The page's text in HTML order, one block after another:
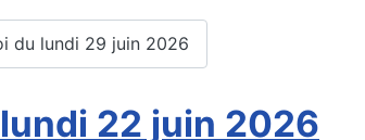
du lundi 29 juin 2026
22 juin 2026